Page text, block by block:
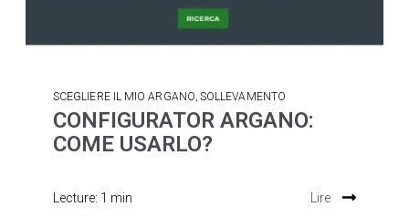
SCEGLIERE IL MIO ARGANO ,SOLLEVAMENTO
CONFIGURATOR ARGANO:
COME USARLO?
Lecture: 1 min Lire